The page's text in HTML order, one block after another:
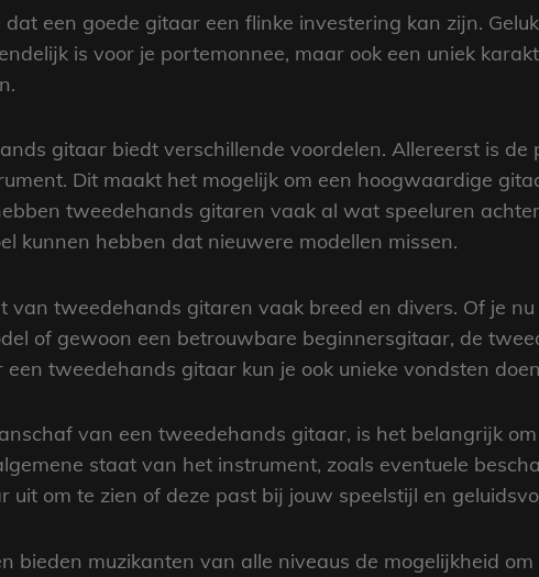
een goede gitaar een flinke investering kan zijn.
is voor je portemonnee, maar ook een uniek
gitaar biedt verschillende voordelen. Allereerst is
Dit maakt het mogelijk om een hoogwaardige
tweedehands gitaren vaak al wat speeluren
kunnen hebben dat nieuwere modellen missen.
van tweedehands gitaren vaak breed en divers. Of je
of gewoon een betrouwbare beginnersgitaar, de
tweedehands gitaar kun je ook unieke vondsten
van een tweedehands gitaar, is het belangrijk
staat van het instrument, zoals eventuele
uit om te zien of deze past bij jouw speelstijl en
bieden muzikanten van alle niveaus de mogelijkheid